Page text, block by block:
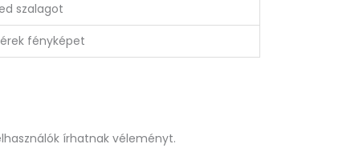
szalagot
fényképet
írhatnak véleményt.